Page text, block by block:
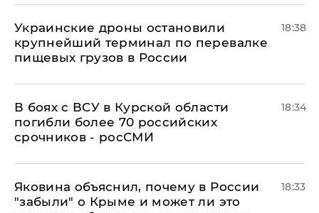
Украинские дроны остановили
крупнейший терминал по перевалке
пищевых грузов в России
18:38
В боях с ВСУ в Курской области
погибли более 70 российских
срочников - росСМИ
18:34
Яковина объяснил, почему в России
"забыли" о Крыме и может ли это
18:33